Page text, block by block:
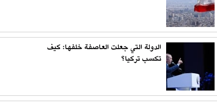
الدولة التي جعلت العاصفة خلفها: كيف
تكسب تركيا؟